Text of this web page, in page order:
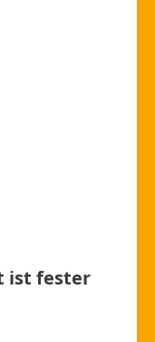
ist fester